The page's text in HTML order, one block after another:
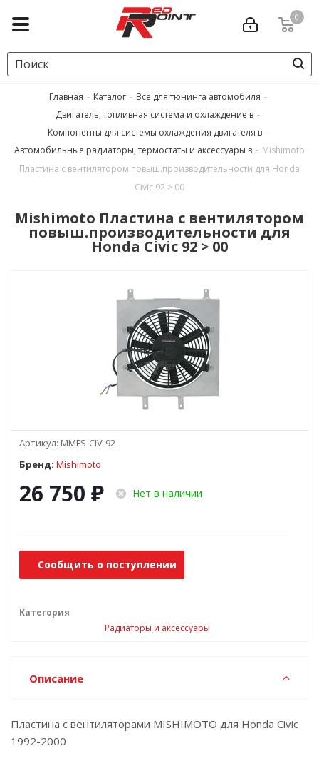
0
Главная - Каталог - Все для тюнинга автомобиля -
Двигатель, топливная система и охлаждение в -
Компоненты для системы охлаждения двигателя в -
Автомобильные радиаторы, термостаты и аксессуары в - Mishimoto
Пластина с вентилятором повыш.производительности для Honda
Civic 92 > 00
Mishimoto Пластина с вентилятором
повыш.производительности для
Honda Civic 92 > 00
Артикул: MMFS-CIV-92
Бренд: Mishimoto
26 750 ₽ Нет в наличии
Сообщить о поступлении
Категория
Радиаторы и аксессуары
Описание
Пластина с вентиляторами MISHIMOTO для Honda Civic
1992-2000